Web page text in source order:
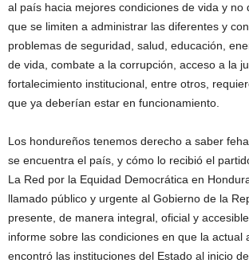
al país hacia mejores condiciones de vida y no
que se limiten a administrar las diferentes y
problemas de seguridad, salud, educación,
de vida, combate a la corrupción, acceso a la
fortalecimiento institucional, entre otros,
que ya deberían estar en funcionamiento.
Los hondureños tenemos derecho a saber
se encuentra el país, y cómo lo recibió el
La Red por la Equidad Democrática en
llamado público y urgente al Gobierno de la
presente, de manera integral, oficial y
informe sobre las condiciones en que la actual
encontró las instituciones del Estado al inicio